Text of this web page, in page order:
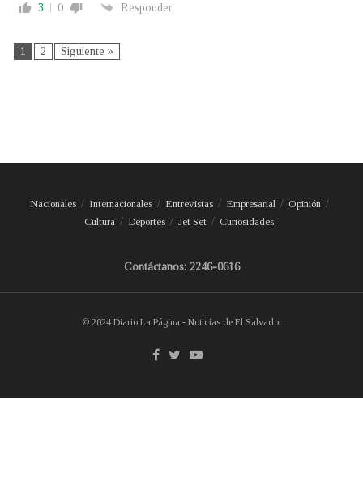
3 0 Responder
1 2 Siguiente »
Nacionales Internacionales Entrevistas Empresarial
Opinión
Cultura
Deportes Jet Set Curiosidades
Contáctanos: 2246-0616
© 2024 Diario La Página - Noticias de El Salvador